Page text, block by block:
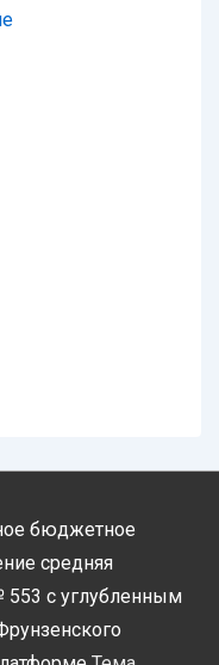
бюджетное
средняя
с углубленным